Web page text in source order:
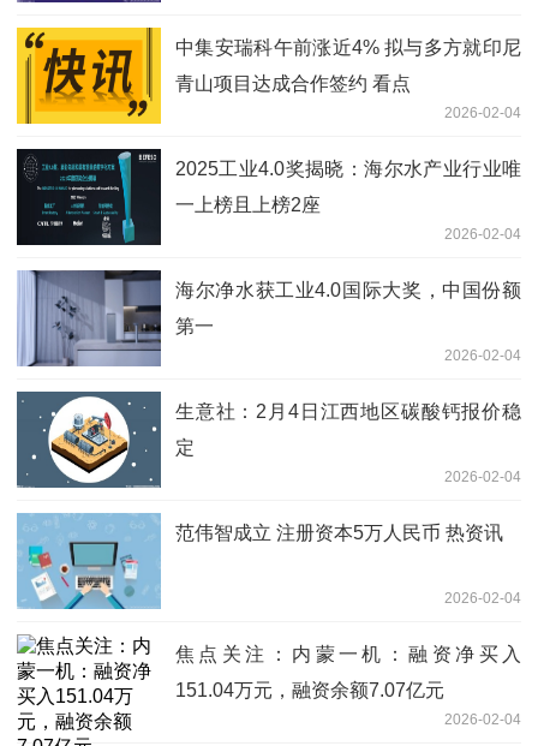
中集安瑞科午前涨近4% 拟与多方就印尼
青山项目达成合作签约 看点
2026-02-04
2025工业4.0奖揭晓：海尔水产业行业唯
一上榜且上榜2座
2026-02-04
海尔净水获工业4.0国际大奖，中国份额
第一
2026-02-04
生意社：2月4日江西地区碳酸钙报价稳
定
2026-02-04
范伟智成立 注册资本5万人民币 热资讯
2026-02-04
焦点关注：内蒙一机：融资净买入
151.04万元，融资余额7.07亿元
2026-02-04